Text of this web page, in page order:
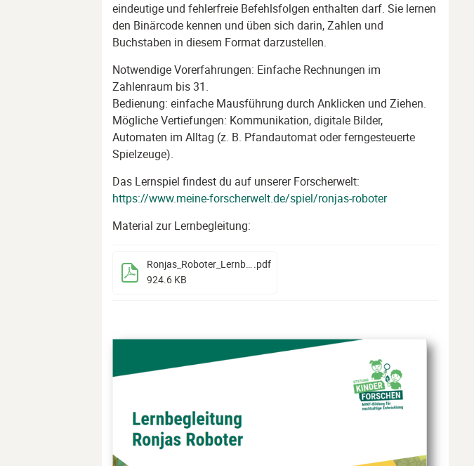
eindeutige und fehlerfreie Befehlsfolgen enthalten darf. Sie lernen
den Binärcode kennen und üben sich darin, Zahlen und
Buchstaben in diesem Format darzustellen.
Notwendige Vorerfahrungen: Einfache Rechnungen im
Zahlenraum bis 31.
Bedienung: einfache Mausführung durch Anklicken und Ziehen.
Mögliche Vertiefungen: Kommunikation, digitale Bilder,
Automaten im Alltag (z. B. Pfandautomat oder ferngesteuerte
Spielzeuge).
Das Lernspiel findest du auf unserer Forscherwelt:
https://www.meine-forscherwelt.de/spiel/ronjas-roboter
Material zur Lernbegleitung:
Ronjas_Roboter_Lernbegleitung_2024.pdf
924.6 KB